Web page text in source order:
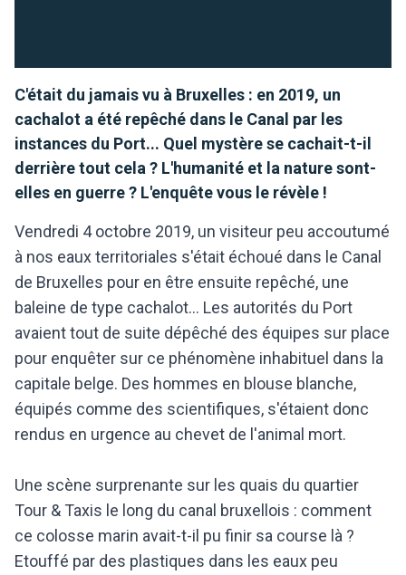
C'était du jamais vu à Bruxelles : en 2019, un
cachalot a été repêché dans le Canal par les
instances du Port... Quel mystère se cachait-t-il
derrière tout cela ? L'humanité et la nature sont-
elles en guerre ? L'enquête vous le révèle !
Vendredi 4 octobre 2019, un visiteur peu accoutumé
à nos eaux territoriales s'était échoué dans le Canal
de Bruxelles pour en être ensuite repêché, une
baleine de type cachalot... Les autorités du Port
avaient tout de suite dépêché des équipes sur place
pour enquêter sur ce phénomène inhabituel dans la
capitale belge. Des hommes en blouse blanche,
équipés comme des scientifiques, s'étaient donc
rendus en urgence au chevet de l'animal mort.
Une scène surprenante sur les quais du quartier
Tour & Taxis le long du canal bruxellois : comment
ce colosse marin avait-t-il pu finir sa course là ?
Etouffé par des plastiques dans les eaux peu